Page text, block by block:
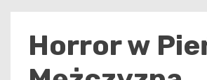
Horror w